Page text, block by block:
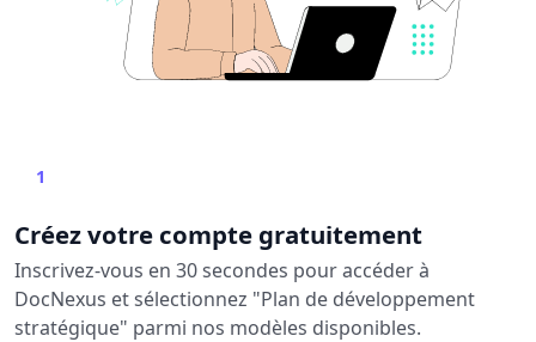
1
Créez votre compte gratuitement
Inscrivez-vous en 30 secondes pour accéder à
DocNexus et sélectionnez "Plan de développement
stratégique" parmi nos modèles disponibles.